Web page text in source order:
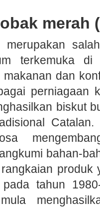
merah
merupakan
terkemuka di
dan
perniagaan
biskut
Catalan.
bahan-
produk
tahun